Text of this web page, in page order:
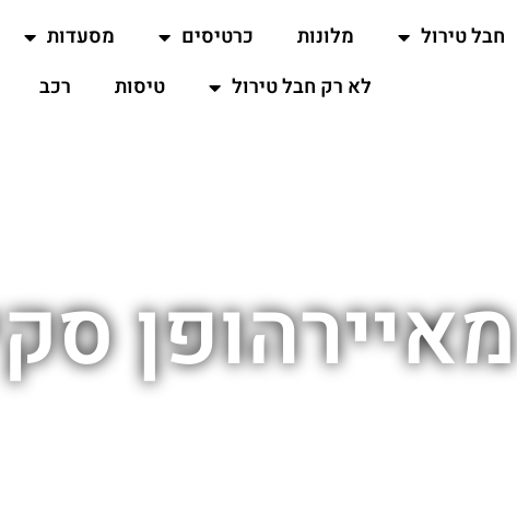
חבל טירול מלונות כרטיסים מסעדות
לא רק חבל טירול
טיסות רכב
מאיירהופן